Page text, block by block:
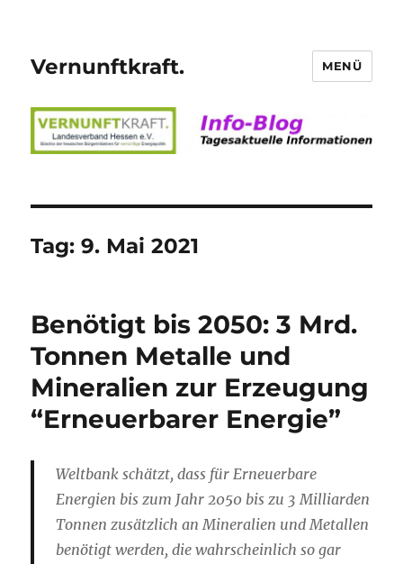
Vernunftkraft. MENÜ
Tag:9. Mai 2021
Benötigt bis 2050: 3 Mrd.
Tonnen Metalle und
Mineralien zur Erzeugung
“Erneuerbarer Energie”
Weltbank schätzt, dass für Erneuerbare
Energien bis zum Jahr 2050 bis zu 3 Milliarden
Tonnen zusätzlich an Mineralien und Metallen
benötigt werden, die wahrscheinlich so gar